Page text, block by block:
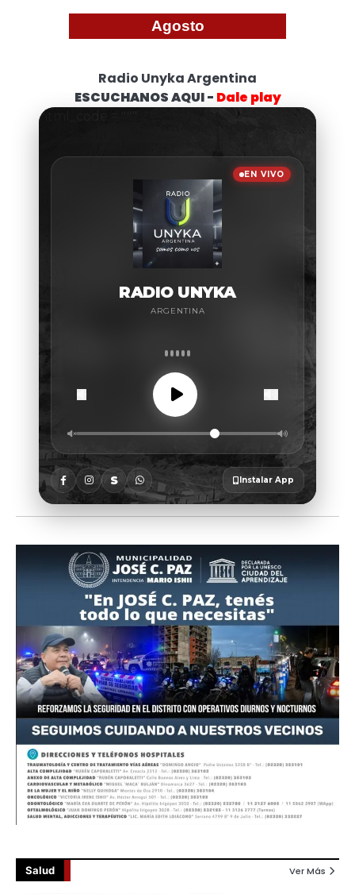
Agosto
Radio Unyka Argentina
ESCUCHANOS AQUI - Dale play
Salud Ver Más